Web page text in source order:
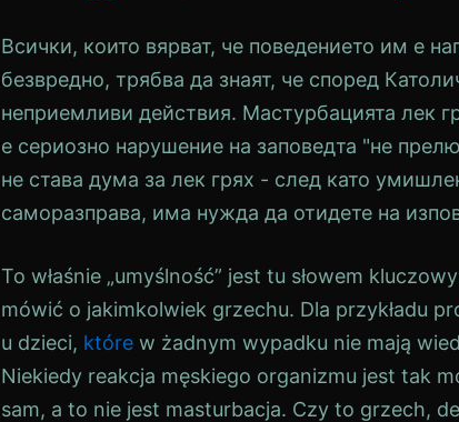
Всички, които вярват, че поведението им е
безвредно, трябва да знаят, че според
неприемливи действия. Мастурбацията лек
е сериозно нарушение на заповедта "не
не става дума за лек грях - след като
саморазправа, има нужда да отидете на
To właśnie „umyślność” jest tu słowem
mówić o jakimkolwiek grzechu. Dla przykładu
u dzieci, które w żadnym wypadku nie mają
Niekiedy reakcja męskiego organizmu jest tak
sam, a to nie jest masturbacja. Czy to grzech,